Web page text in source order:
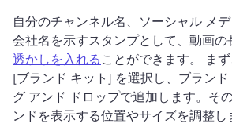
自分のチャンネル名、ソーシャル メデ
会社名を示すスタンプとして、動画の
透かしを入れることができます。
ま
[ブランド キット] を選択し、ブラン
グ アンド ドロップで追加します。 そ
ンドを表示する位置やサイズを調整し